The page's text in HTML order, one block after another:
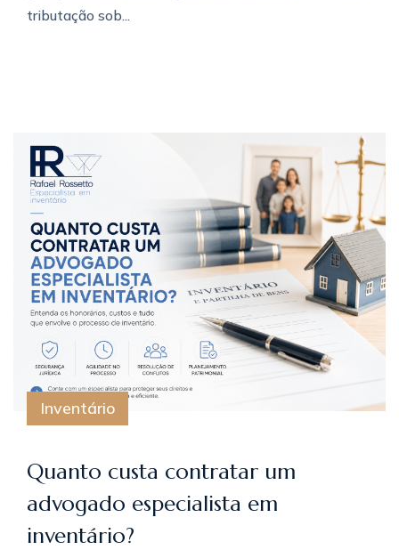
tributação sob...
Inventário
Quanto custa contratar um
advogado especialista em
inventário?